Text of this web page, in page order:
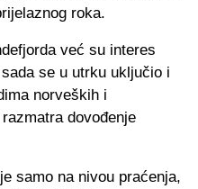
roka.
već su interes
se u utrku uključio i
norveških i
dovođenje
samo na nivou praćenja,